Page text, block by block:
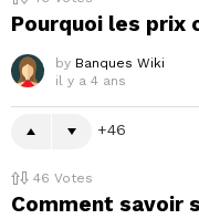
Pourquoi les prix
by Banques Wiki
il y a 4 ans
46
46 Votes
Comment savoir